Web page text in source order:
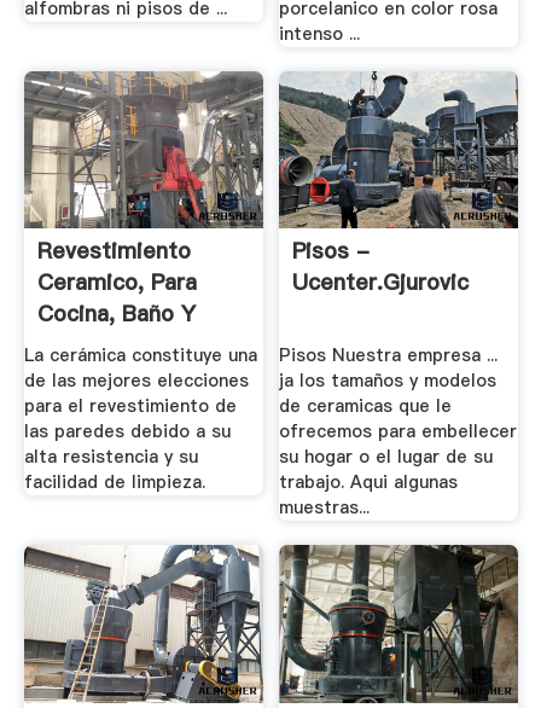
alfombras ni pisos de ...
porcelanico en color rosa
intenso ...
Revestimiento
Ceramico, Para
Cocina, Baño Y
Otras ...
La cerámica constituye una
de las mejores elecciones
para el revestimiento de
las paredes debido a su
alta resistencia y su
facilidad de limpieza.
Pisos -
Ucenter.gjurovic
Pisos Nuestra empresa ...
ja los tamaños y modelos
de ceramicas que le
ofrecemos para embellecer
su hogar o el lugar de su
trabajo. Aqui algunas
muestras...